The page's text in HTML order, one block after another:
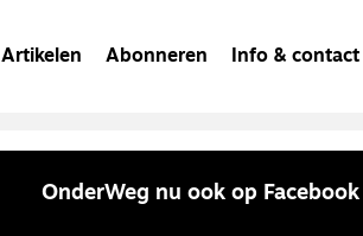
Artikelen Abonneren Info & contact
OnderWeg nu ook op